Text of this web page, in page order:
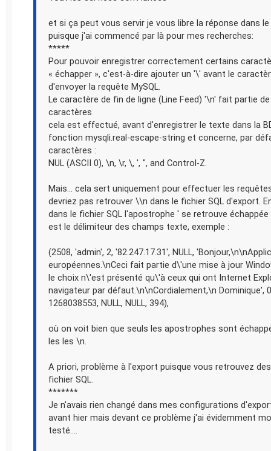
et si ça peut vous servir je vous libre la réponse dans
puisque j'ai commencé par là pour mes recherches:
*****
Pour pouvoir enregistrer correctement certains
« échapper », c'est-à-dire ajouter un '\' avant le
d'envoyer la requête MySQL.
Le caractère de fin de ligne (Line Feed) '\n' fait partie
caractères
cela est effectué, avant d'enregistrer le texte dans la
fonction mysqli.real-escape-string et concerne, par
caractères :
NUL (ASCII 0), \n, \r, \, ', ", and Control-Z.
Mais... cela sert uniquement pour effectuer les
devriez pas retrouver \\n dans le fichier SQL d'export.
dans le fichier SQL l'apostrophe ' se retrouve
est le délimiteur des champs texte, exemple :
(2508, 'admin', 2, '82.247.17.31', NULL,
européennes.\nCeci fait partie d\'une mise à jour
le choix n\'est présenté qu\'à ceux qui ont Internet
navigateur par défaut.\n\nCordialement,\n Dominique',
1268038553, NULL, NULL, 394),
où on voit bien que seuls les apostrophes sont
les les \n.
A priori, problème à l'export puisque vous retrouvez
fichier SQL.
*******
Je n'avais rien changé dans mes configurations
avant hier mais devant ce problème j'ai évidemment
testé....